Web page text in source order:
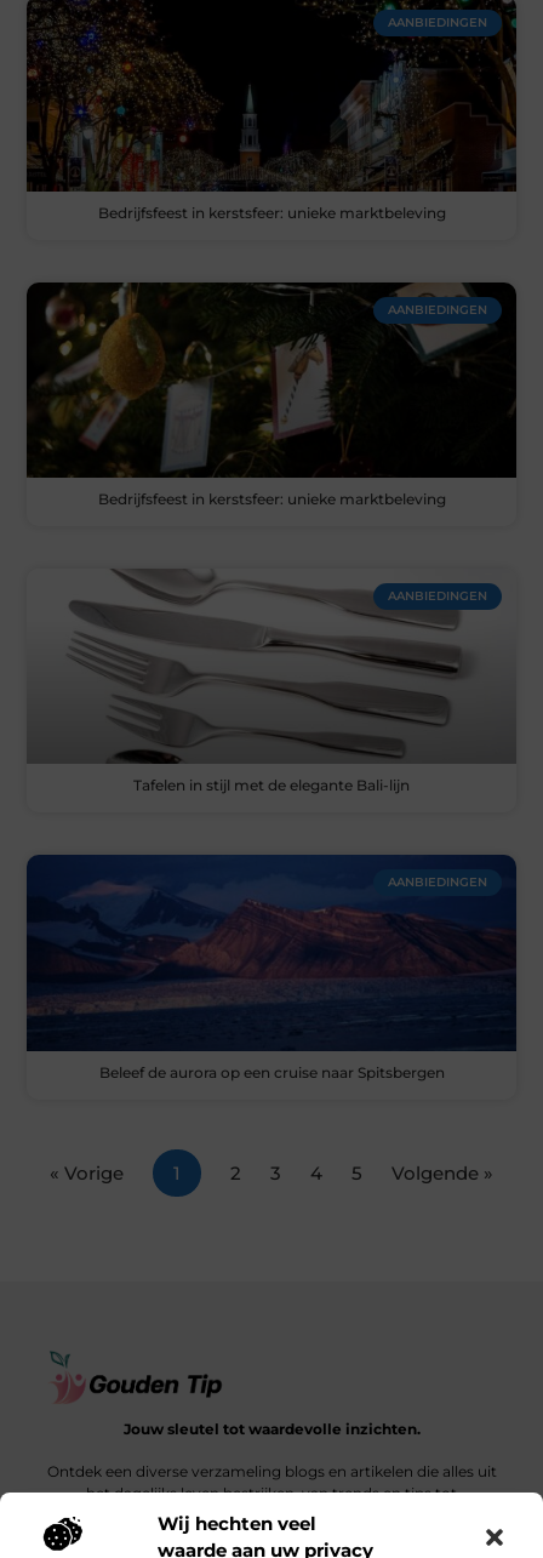
Wij hechten veel
waarde aan uw privacy
AANBIEDINGEN
Bedrijfsfeest in kerstsfeer: unieke marktbeleving
AANBIEDINGEN
Bedrijfsfeest in kerstsfeer: unieke marktbeleving
AANBIEDINGEN
Tafelen in stijl met de elegante Bali-lijn
AANBIEDINGEN
Beleef de aurora op een cruise naar Spitsbergen
« Vorige 1 2 3 4 5 Volgende »
Jouw sleutel tot waardevolle inzichten.
Ontdek een diverse verzameling blogs en artikelen die alles uit
het dagelijks leven bestrijken, van trends en tips tot
diepgaande verhalen.